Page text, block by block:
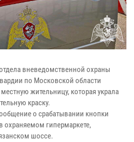
вневедомственной охраны
по Московской области
жительницу, которая украла
краску.
о срабатывании кнопки
охраняемом гипермаркете,
шоссе.